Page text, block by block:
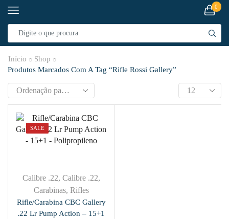
0
Início
Shop
Produtos Marcados Com A Tag “rifle Rossi Gallery”
SALE
Calibre .22, Calibre .22,
Carabinas, Rifles
Rifle/Carabina CBC Gallery
.22 Lr Pump Action – 15+1